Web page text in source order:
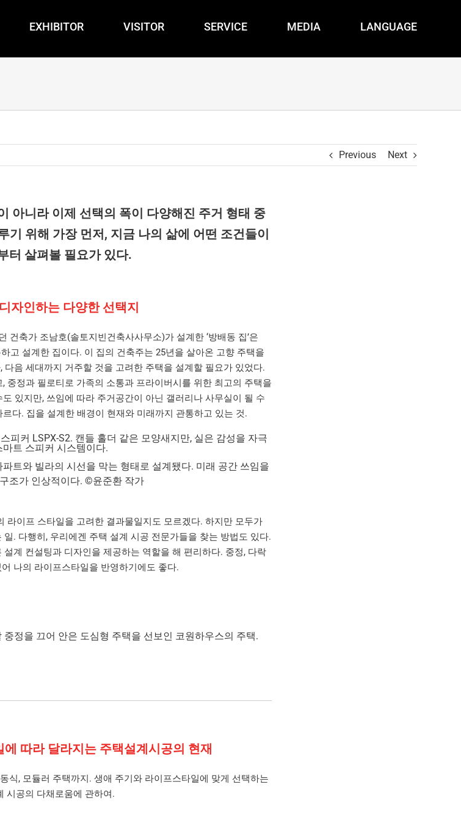
EXHIBITOR VISITOR SERVICE MEDIA LANGUAGE
Previous Next
아니라 이제 선택의 폭이 다양해진 주거 형태 중
기 위해 가장 먼저, 지금 나의 삶에 어떤 조건들이
터 살펴볼 필요가 있다.
자인하는 다양한 선택지
건축가 조남호(솔토지빈건축사사무소)가 설계한 ‘방배동 집’은
고 설계한 집이다. 이 집의 건축주는 25년을 살아온 고향 주택을
음 세대까지 거주할 것을 고려한 주택을 설계할 필요가 있었다.
중정과 필로티로 가족의 소통과 프라이버시를 위한 최고의 주택을
있지만, 쓰임에 따라 주거공간이 아닌 갤러리나 사무실이 될 수
다. 집을 설계한 배경이 현재와 미래까지 관통하고 있는 것.
트와 빌라의 시선을 막는 형태로 설계됐다. 미래 공간 쓰임을
조가 인상적이다. ©윤준환 작가
라이프 스타일을 고려한 결과물일지도 모르겠다. 하지만 모두가
. 다행히, 우리에겐 주택 설계 시공 전문가들을 찾는 방법도 있다.
계 컨설팅과 디자인을 제공하는 역할을 해 편리하다. 중정, 다락
나의 라이프스타일을 반영하기에도 좋다.
정을 끄어 안은 도심형 주택을 선보인 코원하우스의 주택.
따라 달라지는 주택설계시공의 현재
식, 모듈러 주택까지. 생애 주기와 라이프스타일에 맞게 선택하는
시공의 다채로움에 관하여.